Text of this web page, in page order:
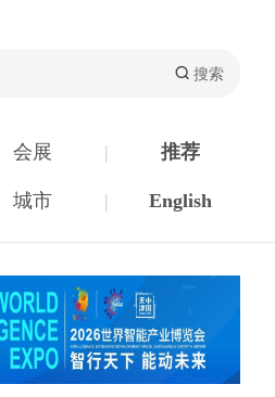
会展 | 推荐
城市 | English